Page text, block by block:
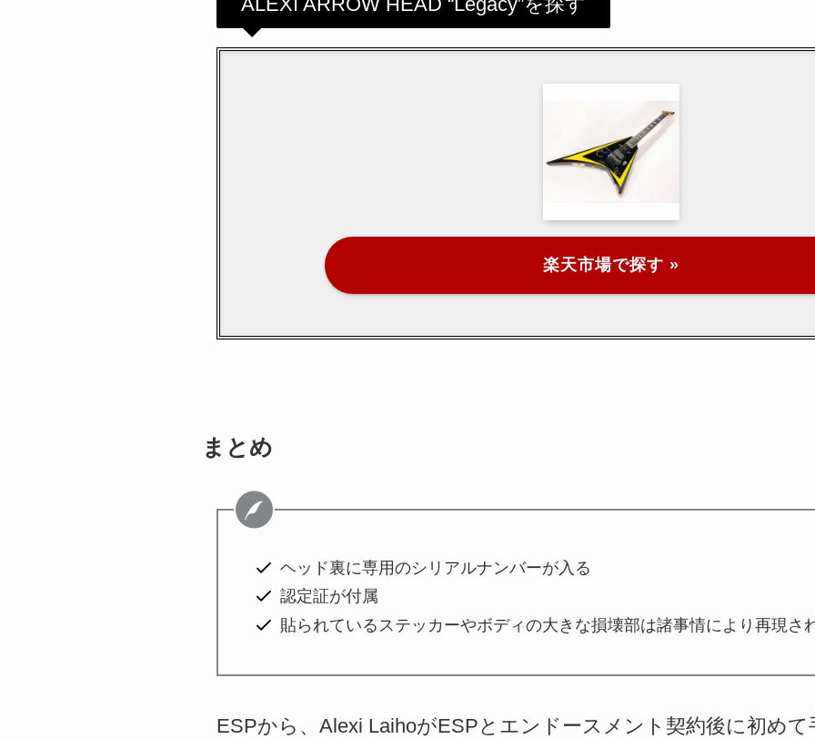
楽天市場で探す »
まとめ
ヘッド裏に専用のシリアルナンバーが入る
認定証が付属
貼られているステッカーやボディの大きな損壊部は諸事情により再現さ
ESPから、Alexi LaihoがESPとエンドースメント契約後に初め